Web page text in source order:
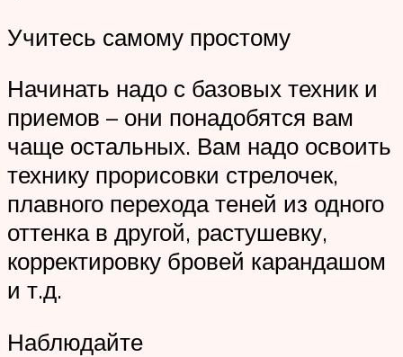
Учитесь самому простому
Начинать надо с базовых техник и
приемов – они понадобятся вам
чаще остальных. Вам надо освоить
технику прорисовки стрелочек,
плавного перехода теней из одного
оттенка в другой, растушевку,
корректировку бровей карандашом
и т.д.
Наблюдайте